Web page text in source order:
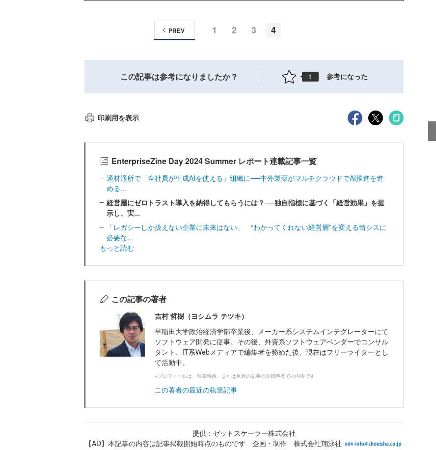
1 2 3 4
PREV
この記事は参考になりましたか？ 1 参考になった
印刷用を表示
EnterpriseZine Day 2024 Summer レポート連載記事一覧
適材適所で「全社員が生成AIを使える」組織に──中外製薬がマルチクラウドでAI推進を進
める...
経営層にゼロトラスト導入を納得してもらうには？──独自指標に基づく「経営効果」を提
示し、実...
「レガシーしか扱えない企業に未来はない」 “わかってくれない経営層”を変える情シスに
必要な...
もっと読む
この記事の著者
吉村 哲樹（ヨシムラ テツキ）
早稲田大学政治経済学部卒業後、メーカー系システムインテグレーターにて
ソフトウェア開発に従事。その後、外資系ソフトウェアベンダーでコンサル
タント、IT系Webメディアで編集者を務めた後、現在はフリーライターとし
て活動中。
※プロフィールは、執筆時点、または直近の記事の寄稿時点での内容です
この著者の最近の執筆記事
提供：ゼットスケーラー株式会社
【AD】本記事の内容は記事掲載開始時点のものです 企画・制作 株式会社翔泳社